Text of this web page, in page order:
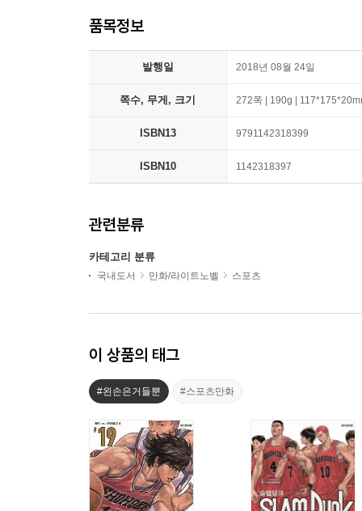
품목정보
발행일 2018년 08월 24일
쪽수, 무게, 크기 272쪽 | 190g |
ISBN13 9791142318399
ISBN10 1142318397
관련분류
카테고리 분류
국내도서 만화/라이트노벨 스포츠
이 상품의 태그
#왼손은거들뿐 #스포츠만화